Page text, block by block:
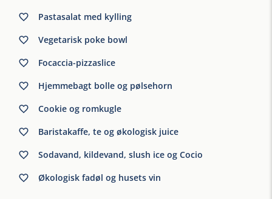
Pastasalat med kylling
Vegetarisk poke bowl
Focaccia-pizzaslice
Hjemmebagt bolle og pølsehorn
Cookie og romkugle
Baristakaffe, te og økologisk juice
Sodavand, kildevand, slush ice og Cocio
Økologisk fadøl og husets vin